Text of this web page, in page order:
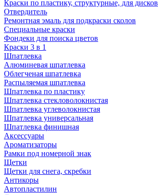
Краски по пластику, структурные, для дисков
Отвердитель
Ремонтная эмаль для подкраски сколов
Специальные краски
Фондеки для поиска цветов
Краски 3 в 1
Шпатлевка
Алюминевая шпатлевка
Облегченая шпатлевка
Распыляемая шпатлевка
Шпатлевка по пластику
Шпатлевка стекловолокнистая
Шпатлевка углеволокнистая
Шпатлевка универсальная
Шпатлевка финишная
Аксессуары
Ароматизаторы
Рамки под номерной знак
Щетки
Щетки для снега, скребки
Антикоры
Автопластилин